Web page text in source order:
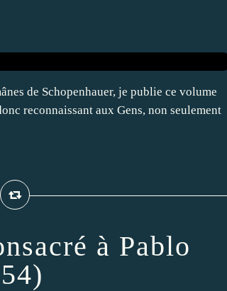
de Schopenhauer, je publie ce volume
reconnaissant aux Gens, non seulement
à Pablo